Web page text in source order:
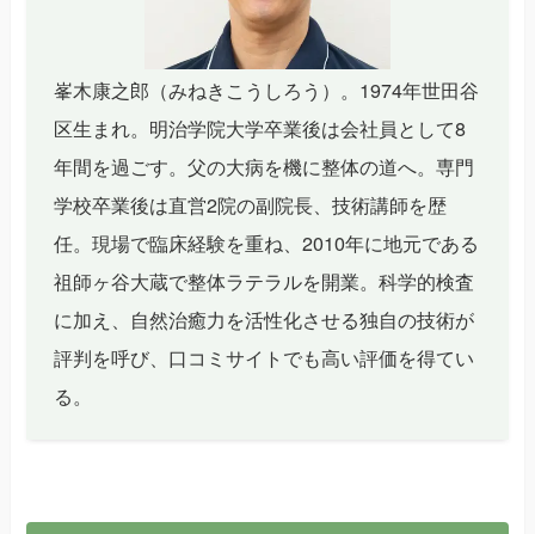
峯木康之郎（みねきこうしろう）。1974年世田谷
区生まれ。明治学院大学卒業後は会社員として8
年間を過ごす。父の大病を機に整体の道へ。専門
学校卒業後は直営2院の副院長、技術講師を歴
任。現場で臨床経験を重ね、2010年に地元である
祖師ヶ谷大蔵で整体ラテラルを開業。科学的検査
に加え、自然治癒力を活性化させる独自の技術が
評判を呼び、口コミサイトでも高い評価を得てい
る。